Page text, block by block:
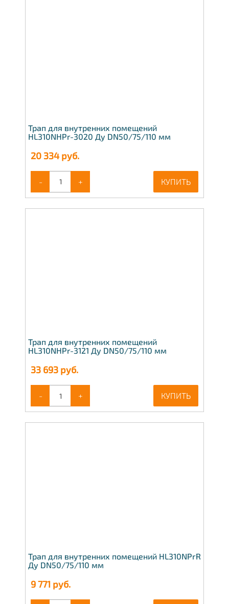
Трап для внутренних помещений
HL310NHPr-3020 Ду DN50/75/110 мм
20 334руб.
- + КУПИТЬ
Трап для внутренних помещений
HL310NHPr-3121 Ду DN50/75/110 мм
33 693 руб.
- + КУПИТЬ
Трап для внутренних помещений HL310NPrR
Ду DN50/75/110 мм
9 771 руб.